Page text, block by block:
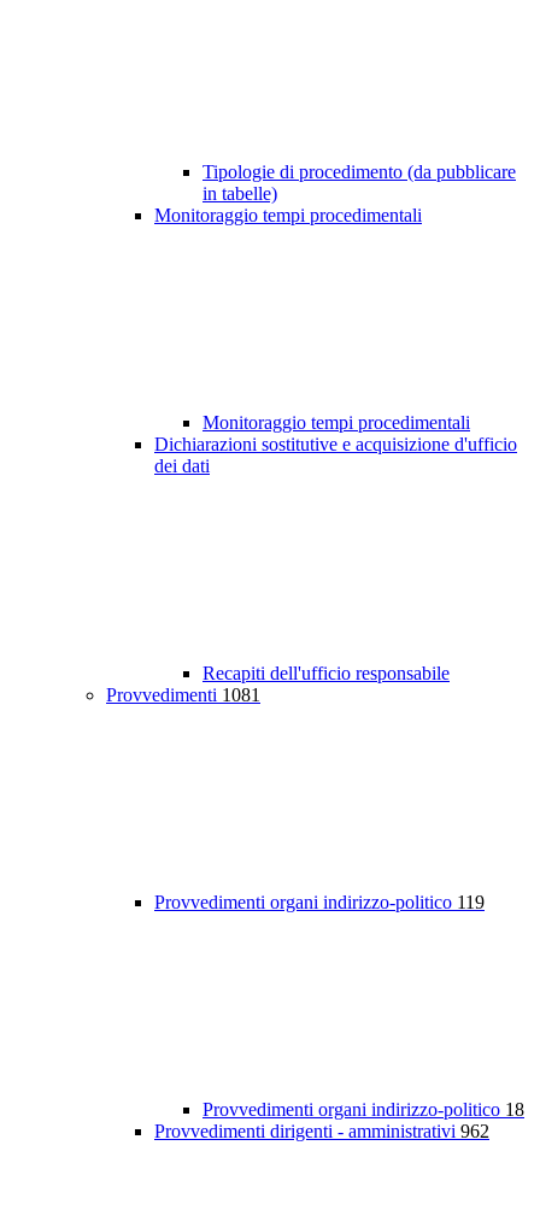
Tipologie di procedimento (da pubblicare
in tabelle)
Monitoraggio tempi procedimentali
Monitoraggio tempi procedimentali
Dichiarazioni sostitutive e acquisizione d'ufficio
dei dati
Recapiti dell'ufficio responsabile
Provvedimenti 1081
Provvedimenti organi indirizzo-politico 119
Provvedimenti organi indirizzo-politico 18
Provvedimenti dirigenti - amministrativi 962